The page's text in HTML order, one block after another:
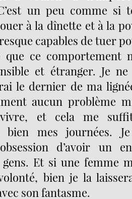
un peu comme si
à la dînette et à la
capables de tuer
que ce comportement
et étranger. Je
le dernier de ma
aucun problème
et cela me
bien mes journées.
d’avoir un
Et si une femme
bien je la
son fantasme.